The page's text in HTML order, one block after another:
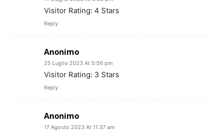
Visitor Rating: 4 Stars
Reply
Anonimo
25 Luglio 2023 At 5:56 pm
Visitor Rating: 3 Stars
Reply
Anonimo
17 Agosto 2023 At 11:37 am